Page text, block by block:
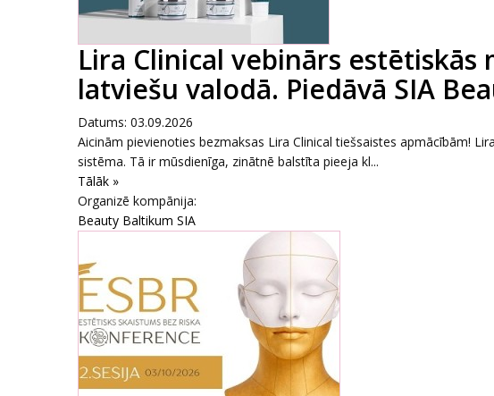
Lira Clinical vebinārs estētiskās
latviešu valodā. Piedāvā SIA
Datums: 03.09.2026
Aicinām pievienoties bezmaksas Lira Clinical tiešsaistes apmācībām!
sistēma. Tā ir mūsdienīga, zinātnē balstīta pieeja kl...
Tālāk »
Organizē kompānija:
Beauty Baltikum SIA